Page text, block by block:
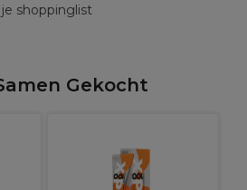
shoppinglist
Gekocht